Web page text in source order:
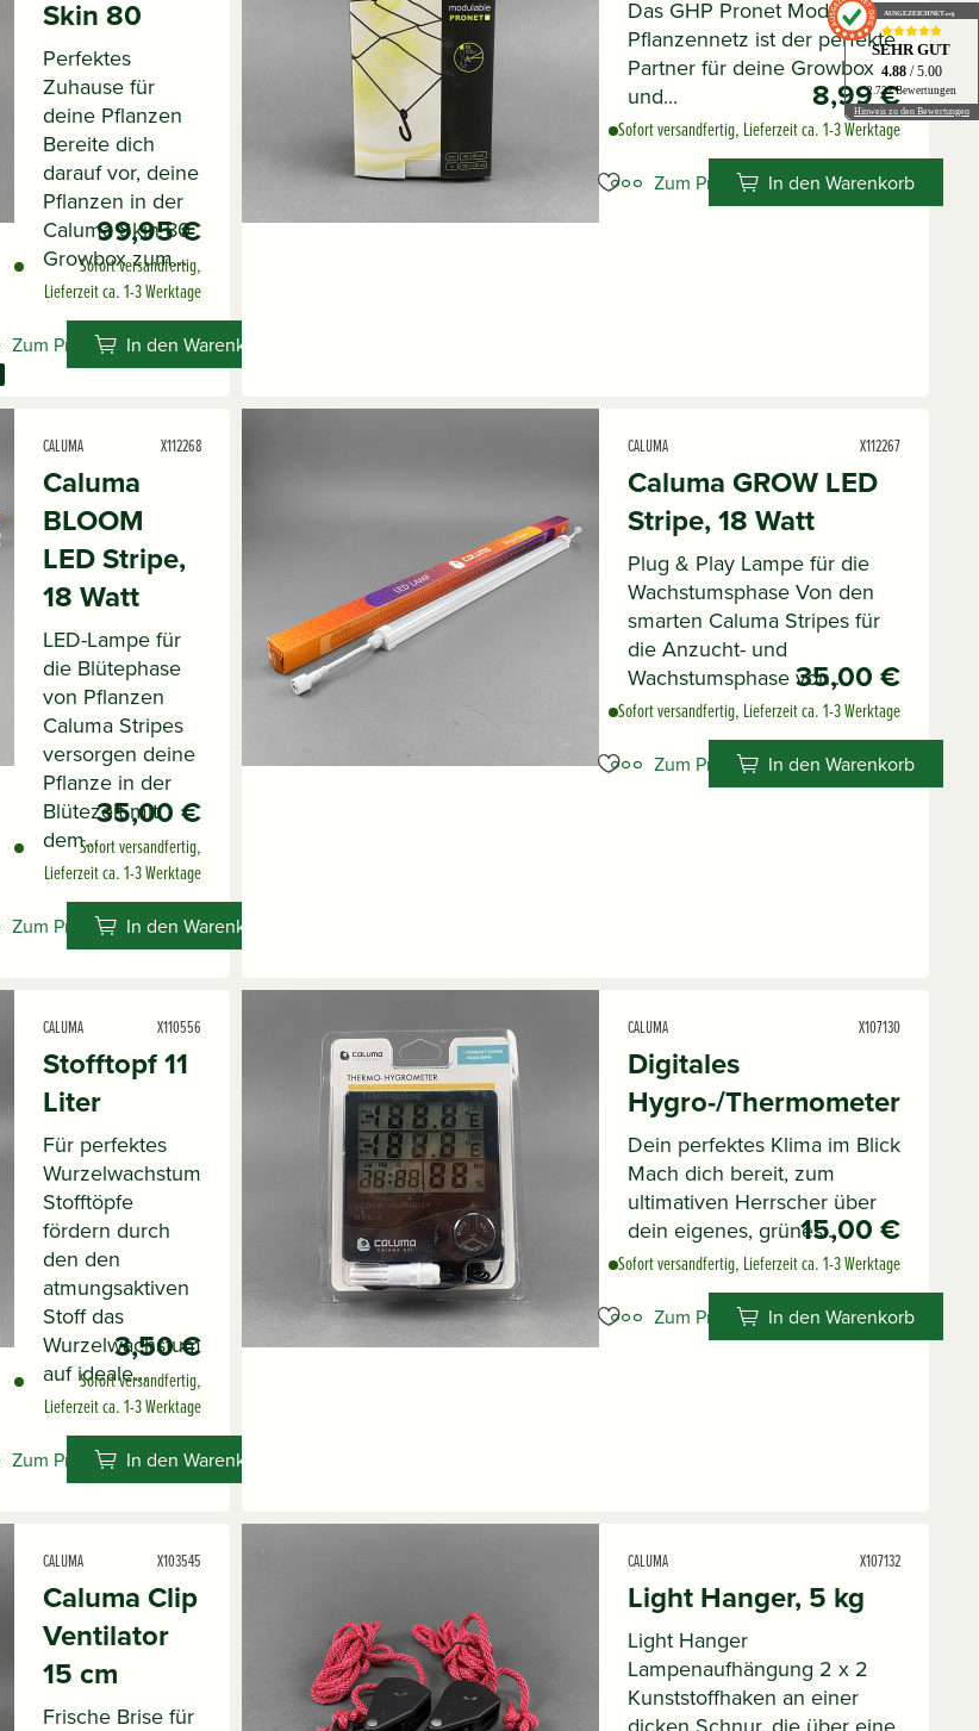
Skin 80
Perfektes
Zuhause für
deine Pflanzen
Bereite dich
darauf vor, deine
Pflanzen in der
Caluma Skin 80
Growbox zum...
99,95 €
Sofort versandfertig,
Lieferzeit ca. 1-3 Werktage
In den Warenkorb
Zum Produkt
Das GHP Pronet Modulare
Pflanzennetz ist der perfekte
Partner für deine Growbox
und...
8,99 €
Sofort versandfertig, Lieferzeit ca. 1-3 Werktage
In den Warenkorb
Zum Produkt
CALUMA X112268
Caluma
BLOOM
LED Stripe,
18 Watt
LED-Lampe für
die Blütephase
von Pflanzen
Caluma Stripes
versorgen deine
Pflanze in der
Blütezeit mit
dem...
35,00 €
Sofort versandfertig,
Lieferzeit ca. 1-3 Werktage
In den Warenkorb
Zum Produkt
CALUMA X112267
Caluma GROW LED
Stripe, 18 Watt
Plug & Play Lampe für die
Wachstumsphase Von den
smarten Caluma Stripes für
die Anzucht- und
Wachstumsphase von...35,00 €
Sofort versandfertig, Lieferzeit ca. 1-3 Werktage
In den Warenkorb
Zum Produkt
CALUMA X110556
Stofftopf 11
Liter
Für perfektes
Wurzelwachstum
Stofftöpfe
fördern durch
den den
atmungsaktiven
Stoff das
Wurzelwachstum
auf ideale...
3,50 €
Sofort versandfertig,
Lieferzeit ca. 1-3 Werktage
In den Warenkorb
Zum Produkt
CALUMA X107130
Digitales
Hygro-/Thermometer
Dein perfektes Klima im Blick
Mach dich bereit, zum
ultimativen Herrscher über
dein eigenes, grünes...15,00 €
Sofort versandfertig, Lieferzeit ca. 1-3 Werktage
In den Warenkorb
Zum Produkt
CALUMA X103545
Caluma Clip
Ventilator
15 cm
Frische Brise für
CALUMA X107132
Light Hanger, 5 kg
Light Hanger
Lampenaufhängung 2 x 2
Kunststoffhaken an einer
AUSGEZEICHNET.org
SEHR GUT
4.88 / 5.00
2.722 Bewertungen
Hinweis zu den Bewertungen